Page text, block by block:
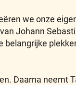
we onze
Johann
Daarna neemt